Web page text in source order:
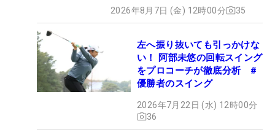
2026年8月7日 (金) 12時00分 35
左へ振り抜いても引っかけな
い！ 阿部未悠の回転スイング
をプロコーチが徹底分析 #
優勝者のスイング
2026年7月22日 (水) 12時00分
36